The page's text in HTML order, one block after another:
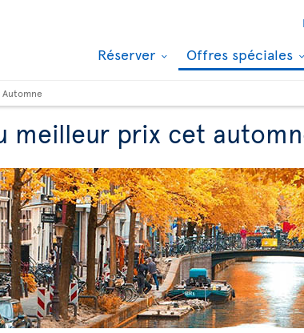
Réserver Offres spéciales
Automne
meilleur prix cet